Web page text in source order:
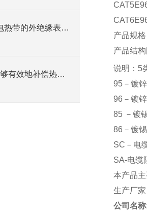
如何防止RDP电热带的外绝缘表面层破损？
K型补偿导线能够有效地补偿热电偶在温度测量中的误差
产品规
产品结
说明：5
95－镀
96－镀
85 －镀
86－镀
SC－电
SA-电缆
本产品
生产厂
公司名